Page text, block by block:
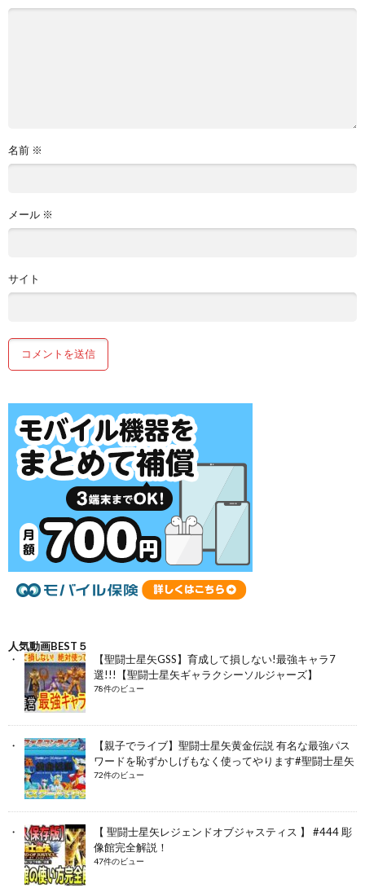
名前 ※
メール ※
サイト
人気動画BEST５
【聖闘士星矢GSS】育成して損しない!最強キャラ7
選!!!【聖闘士星矢ギャラクシーソルジャーズ】
78件のビュー
【親子でライブ】聖闘士星矢黄金伝説 有名な最強パス
ワードを恥ずかしげもなく使ってやります#聖闘士星矢
72件のビュー
【 聖闘士星矢レジェンドオブジャスティス 】 #444 彫
像館完全解説！
47件のビュー